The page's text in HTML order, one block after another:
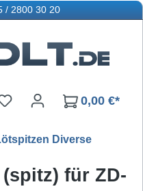
/ 2800 30 20
Du hast 0 Produkte auf
0,00 €*
Diverse
für ZD-